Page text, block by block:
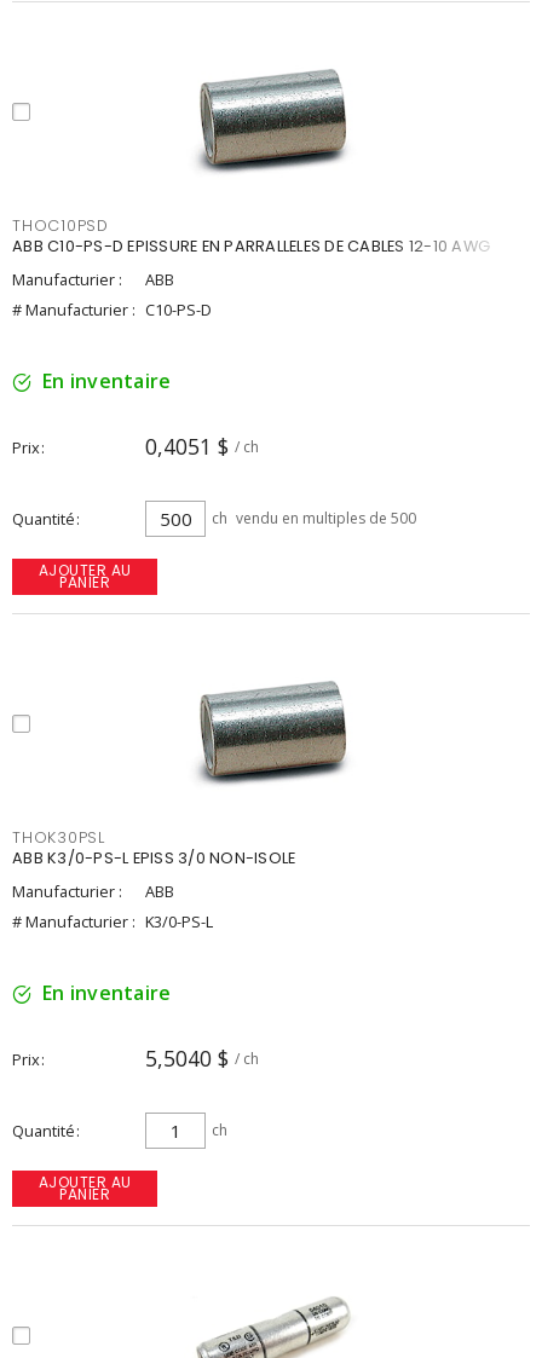
THOC10PSD
ABB C10-PS-D EPISSURE EN PARRALLELES DE CABLES 12-10 AWG
Manufacturier :
ABB
# Manufacturier : C10-PS-D
En inventaire
Prix 0,4051 $ / ch
Quantité ch vendu en multiples de 500
AJOUTER AU
PANIER
THOK30PSL
ABB K3/0-PS-L EPISS 3/0 NON-ISOLE
Manufacturier :
ABB
# Manufacturier : K3/0-PS-L
En inventaire
Prix 5,5040 $ / ch
Quantité ch
AJOUTER AU
PANIER